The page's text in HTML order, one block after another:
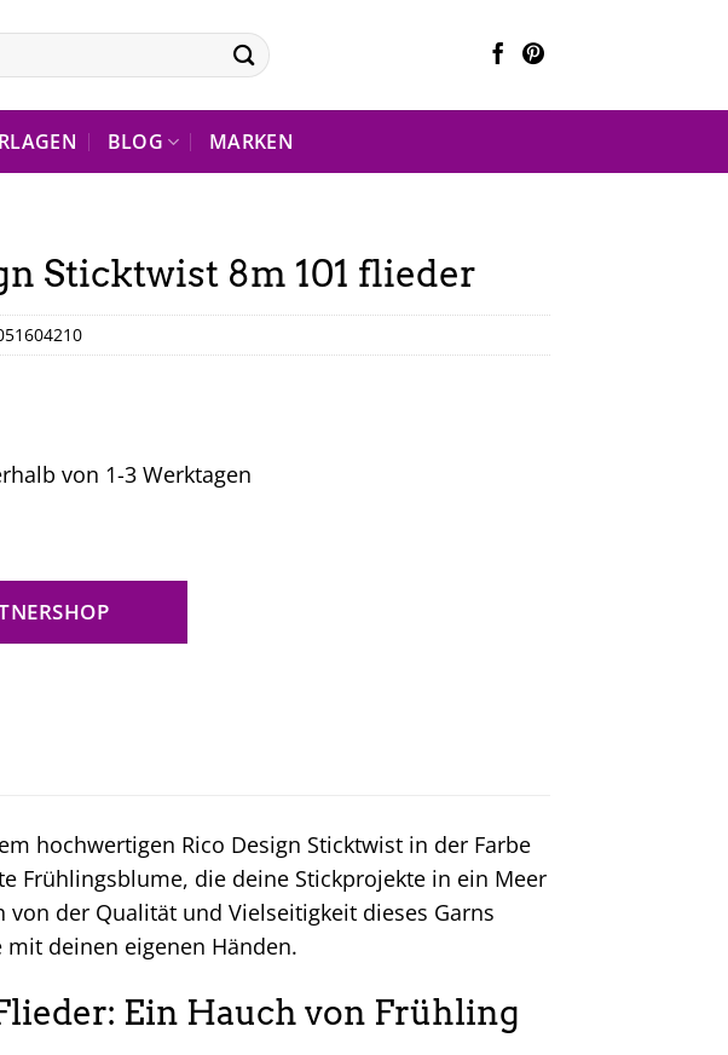
BLOG MARKEN
Sticktwist 8m 101 flieder
von 1-3 Werktagen
hochwertigen Rico Design Sticktwist in der Farbe
Frühlingsblume, die deine Stickprojekte in ein Meer
der Qualität und Vielseitigkeit dieses Garns
deinen eigenen Händen.
Ein Hauch von Frühling